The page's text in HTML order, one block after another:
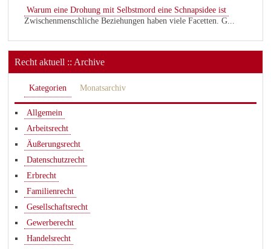
Warum eine Drohung mit Selbstmord eine Schnapsidee ist
Zwischenmenschliche Beziehungen haben viele Facetten. G...
Recht aktuell :: Archive
Kategorien Monatsarchiv
Allgemein
Arbeitsrecht
Äußerungsrecht
Datenschutzrecht
Erbrecht
Familienrecht
Gesellschaftsrecht
Gewerberecht
Handelsrecht